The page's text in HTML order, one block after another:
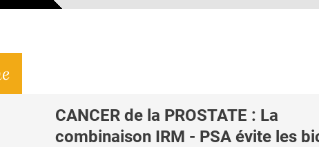
CANCER de la PROSTATE : La
combinaison IRM - PSA évite les